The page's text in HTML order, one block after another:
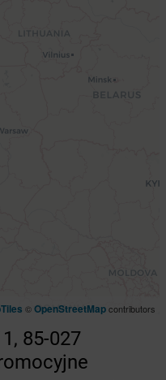
©OpenStreetMapcontributors
85-027